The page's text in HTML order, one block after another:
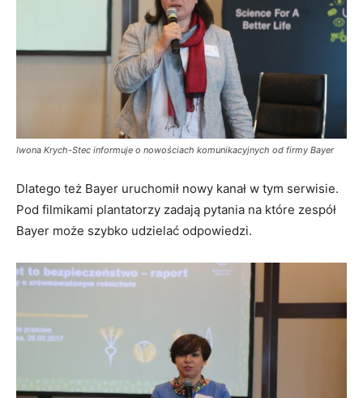
Iwona Krych-Stec informuje o nowościach komunikacyjnych od firmy Bayer
Dlatego też Bayer uruchomił nowy kanał w tym serwisie.
Pod filmikami plantatorzy zadają pytania na które zespół
Bayer może szybko udzielać odpowiedzi.